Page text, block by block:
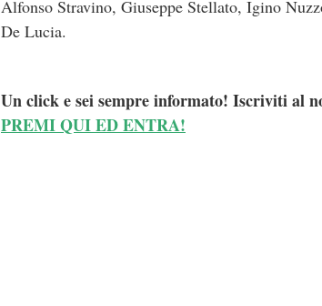
Alfonso Stravino, Giuseppe Stellato, Igino
De Lucia.
Un click e sei sempre informato! Iscriviti al
PREMI QUI ED ENTRA!